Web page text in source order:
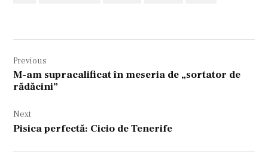
în
articole
Previous
M-am supracalificat în meseria de „sortator de
rădăcini”
Next
Pisica perfectă: Cicio de Tenerife